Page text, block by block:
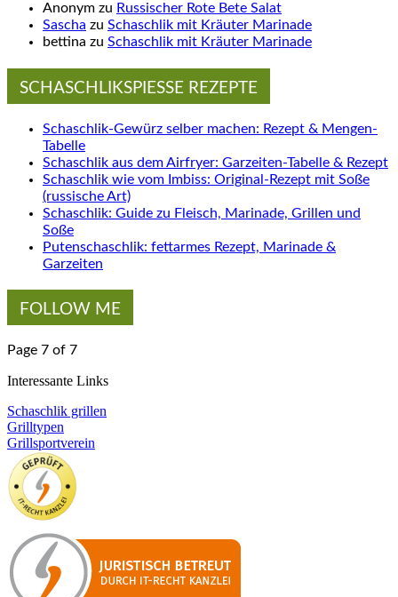
Anonym zu Russischer Rote Bete Salat
Sascha zu Schaschlik mit Kräuter Marinade
bettina zu Schaschlik mit Kräuter Marinade
SCHASCHLIKSPIESSE REZEPTE
Schaschlik-Gewürz selber machen: Rezept & Mengen-
Tabelle
Schaschlik aus dem Airfryer: Garzeiten-Tabelle & Rezept
Schaschlik wie vom Imbiss: Original-Rezept mit Soße
(russische Art)
Schaschlik: Guide zu Fleisch, Marinade, Grillen und
Soße
Putenschaschlik: fettarmes Rezept, Marinade &
Garzeiten
FOLLOW ME
Page 7 of 7
Interessante Links
Schaschlik grillen
Grilltypen
Grillsportverein